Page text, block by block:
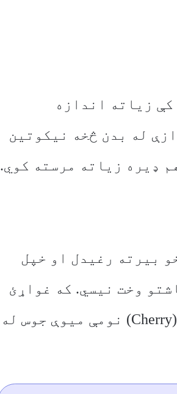
زیاته اندازه
له بدن څخه نیکوتین
ډیره زیاته مرسته کوي.
بیرته رغیدل او خپل
وخت نیسي. که غواړئ
خپل رغیدو مرحله چټکه کړی نو د ګیلاس (Cherry) نومې میوې جوس له